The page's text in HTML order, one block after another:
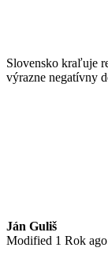
Slovensko kraľuje
výrazne negatívny
Ján Guliš
Modified 1 Rok